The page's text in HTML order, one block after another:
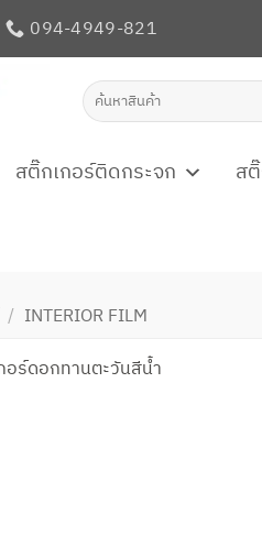
094-4949-821
ค้นหา:
สติ๊กเกอร์ติดกระจก ส
/ INTERIOR FILM